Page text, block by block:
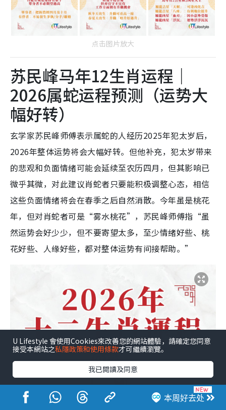
点击图片放大
苏民峰马年12生肖运程｜
2026属蛇运程预测（运势大
幅好转）
玄学家苏民峰师傅表示属蛇的人经历2025年犯太岁后，
2026年整体运势将会大幅好转。但他补充，犯太岁带来
的悲观和负面情绪可能会延续至农历四月，但其影响已
微乎其微，对此建议肖蛇者只要能积极调整心态，相信
这些负面情绪将会在春季之后自然消散。今年虽是桃花
年，但对肖蛇者可是“雾水桃花”，苏民峰师傅指“虽
然运势会好少少，但不要寄望太多，至少情绪好些、桃
花好些、人缘好些，都对整体运势有间接帮助。”
本周好去处
U Lifestyle 會使用Cookies來改善您的網站體驗，請確定您同意
接受本網站之私隱政策和使用條款才可繼續瀏覽。
我已閱讀及同意